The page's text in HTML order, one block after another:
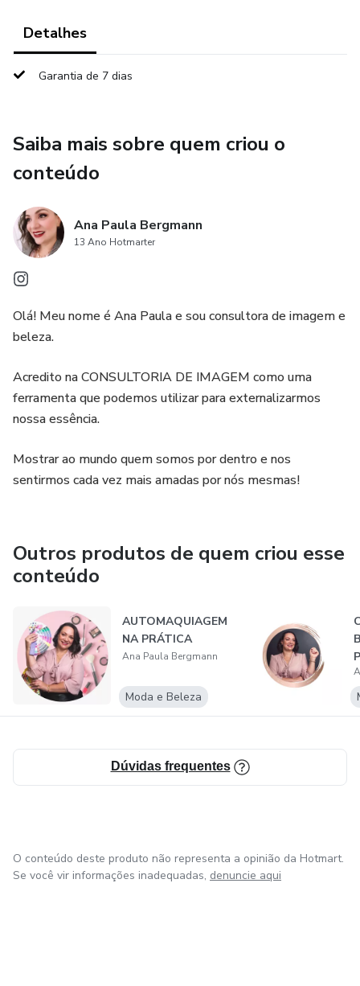
Detalhes
Garantia de 7 dias
Saiba mais sobre quem criou o
conteúdo
Ana Paula Bergmann
13 Ano Hotmarter
Olá! Meu nome é Ana Paula e sou consultora de imagem e
beleza.
Acredito na CONSULTORIA DE IMAGEM como uma
ferramenta que podemos utilizar para externalizarmos
nossa essência.
Mostrar ao mundo quem somos por dentro e nos
sentirmos cada vez mais amadas por nós mesmas!
Outros produtos de quem criou esse
conteúdo
AUTOMAQUIAGEM
NA PRÁTICA
Ana Paula Bergmann
Moda e Beleza
Dúvidas frequentes
O conteúdo deste produto não representa a opinião da Hotmart.
Se você vir informações inadequadas, denuncie aqui